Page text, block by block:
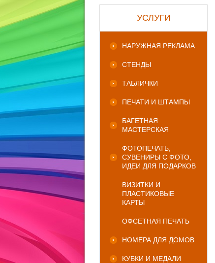
УСЛУГИ
НАРУЖНАЯ РЕКЛАМА
СТЕНДЫ
ТАБЛИЧКИ
ПЕЧАТИ И ШТАМПЫ
БАГЕТНАЯ
МАСТЕРСКАЯ
ФОТОПЕЧАТЬ,
СУВЕНИРЫ С ФОТО,
ИДЕИ ДЛЯ ПОДАРКОВ
ВИЗИТКИ И
ПЛАСТИКОВЫЕ
КАРТЫ
ОФСЕТНАЯ ПЕЧАТЬ
НОМЕРА ДЛЯ ДОМОВ
КУБКИ И МЕДАЛИ